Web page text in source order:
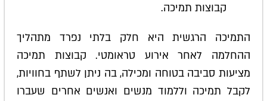
קבוצות תמיכה.
התמיכה הרגשית היא חלק בלתי נפרד מתהליך
ההחלמה לאחר אירוע טראומטי. קבוצות תמיכה
מציעות סביבה בטוחה ומכילה, בה ניתן לשתף בחוויות,
לקבל תמיכה וללמוד מנשים ואנשים אחרים שעברו